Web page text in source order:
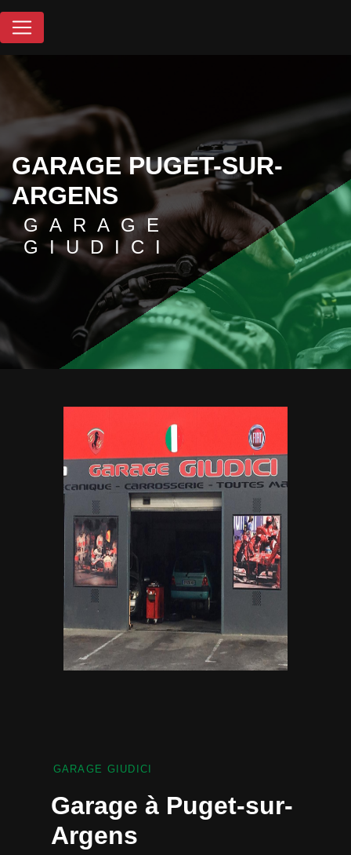
GARAGE PUGET-SUR-
ARGENS
GARAGE
GIUDICI
GARAGE GIUDICI
garage à Puget-sur-
Argens
Panneau de gestion des cookies